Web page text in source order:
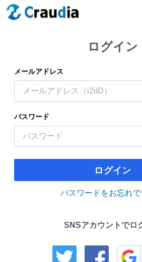
ログイン
メールアドレス
パスワード
ログイン
パスワードをお忘れで
SNSアカウントでロ